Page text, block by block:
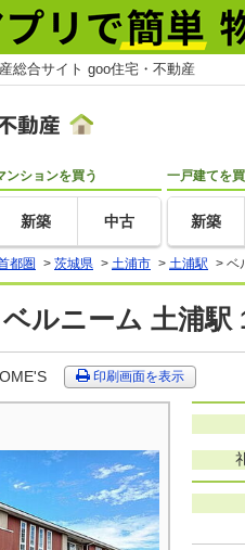
総合サイト goo住宅・不動産
ンションを買う
新築 中古
一戸建てを
新築
都圏 > 茨城県 > 土浦市 > 土浦駅 > ベ
ベルニーム 土浦駅
印刷画面を表示